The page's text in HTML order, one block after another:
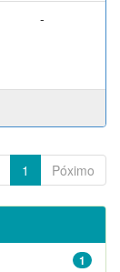
-
1 Póximo
1